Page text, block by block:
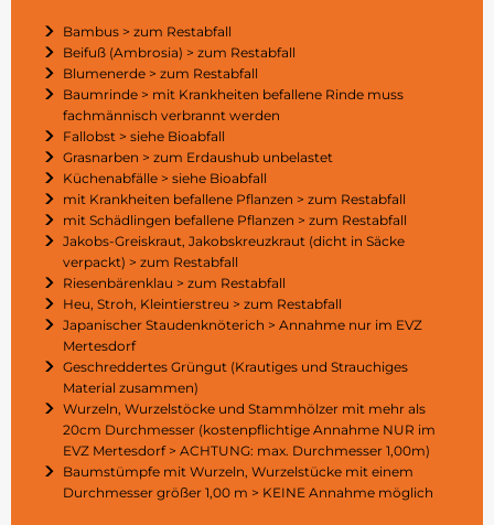
Bambus > zum Restabfall
Beifuß (Ambrosia) > zum Restabfall
Blumenerde > zum Restabfall
Baumrinde > mit Krankheiten befallene Rinde muss
fachmännisch verbrannt werden
Fallobst > siehe Bioabfall
Grasnarben > zum Erdaushub unbelastet
Küchenabfälle > siehe Bioabfall
mit Krankheiten befallene Pflanzen > zum Restabfall
mit Schädlingen befallene Pflanzen > zum Restabfall
Jakobs-Greiskraut, Jakobskreuzkraut (dicht in Säcke
verpackt) > zum Restabfall
Riesenbärenklau > zum Restabfall
Heu, Stroh, Kleintierstreu > zum Restabfall
Japanischer Staudenknöterich > Annahme nur im EVZ
Mertesdorf
Geschreddertes Grüngut (Krautiges und Strauchiges
Material zusammen)
Wurzeln, Wurzelstöcke und Stammhölzer mit mehr als
20cm Durchmesser (kostenpflichtige Annahme NUR im
EVZ Mertesdorf > ACHTUNG: max. Durchmesser 1,00m)
Baumstümpfe mit Wurzeln, Wurzelstücke mit einem
Durchmesser größer 1,00 m > KEINE Annahme möglich